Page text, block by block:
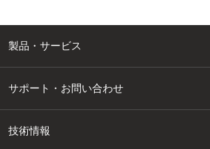
製品・サービス
サポート・お問い合わせ
技術情報